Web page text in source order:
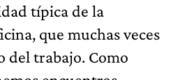
típica de la
que muchas veces
del trabajo. Como